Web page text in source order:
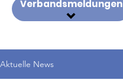
Verbandsmeldungen
Aktuelle News